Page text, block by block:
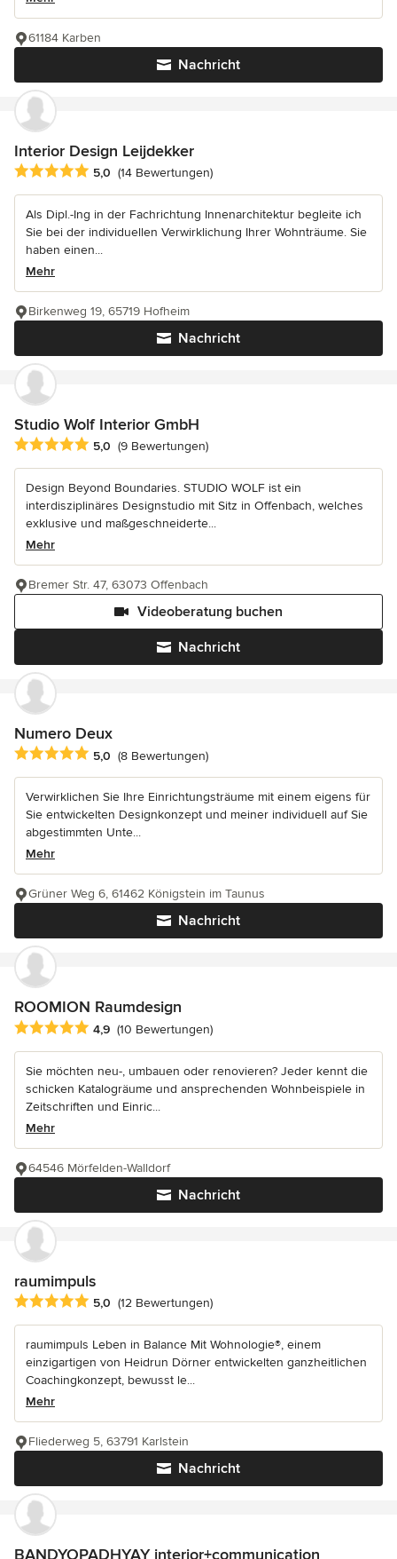
Nachricht
61184 Karben
Interior Design Leijdekker
Durchschnittliche Bewertung: 5 von 5 Sternen
5,0 (14 Bewertungen)
Als Dipl.-Ing in der Fachrichtung Innenarchitektur begleite ich
Sie bei der individuellen Verwirklichung Ihrer Wohnträume. Sie
haben einen...
Mehr
Nachricht
Birkenweg 19, 65719 Hofheim
Studio Wolf Interior GmbH
Durchschnittliche Bewertung: 5 von 5 Sternen
5,0 (9 Bewertungen)
Design Beyond Boundaries. STUDIO WOLF ist ein
interdisziplinäres Designstudio mit Sitz in Offenbach, welches
exklusive und maßgeschneiderte...
Mehr
Nachricht
Videoberatung buchen
Bremer Str. 47, 63073 Offenbach
Numero Deux
Durchschnittliche Bewertung: 5 von 5 Sternen
5,0 (8 Bewertungen)
Verwirklichen Sie Ihre Einrichtungsträume mit einem eigens für
Sie entwickelten Designkonzept und meiner individuell auf Sie
abgestimmten Unte...
Mehr
Nachricht
Grüner Weg 6, 61462 Königstein im Taunus
ROOMION Raumdesign
Durchschnittliche Bewertung: 4.9 von 5 Sternen
4,9 (10 Bewertungen)
Sie möchten neu-, umbauen oder renovieren? Jeder kennt die
schicken Katalogräume und ansprechenden Wohnbeispiele in
Zeitschriften und Einric...
Mehr
Nachricht
64546 Mörfelden-Walldorf
raumimpuls
Durchschnittliche Bewertung: 5 von 5 Sternen
5,0 (12 Bewertungen)
raumimpuls Leben in Balance Mit Wohnologie®, einem
einzigartigen von Heidrun Dörner entwickelten ganzheitlichen
Coachingkonzept, bewusst le...
Mehr
Nachricht
Fliederweg 5, 63791 Karlstein
BANDYOPADHYAY interior+communication